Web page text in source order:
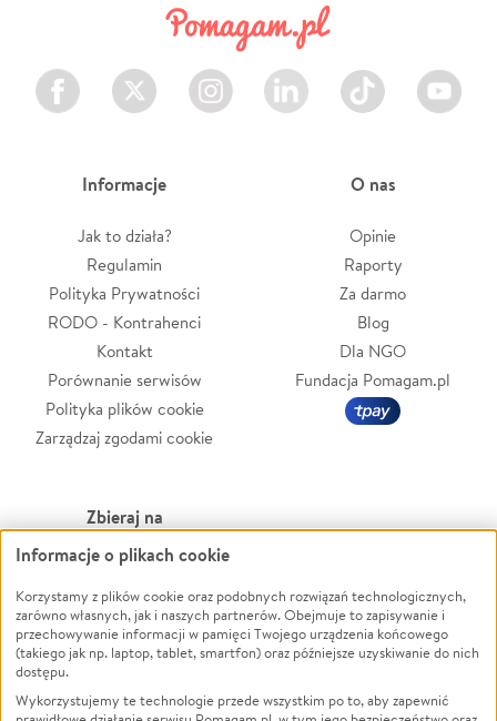
Facebook Twitter Instagram LinkedIn TikTok Youtube
Informacje
Jak to działa?
Regulamin
Polityka Prywatności
RODO - Kontrahenci
Kontakt
Porównanie serwisów
Polityka plików cookie
Zarządzaj zgodami cookie
O nas
Opinie
Raporty
Za darmo
Blog
Dla NGO
Fundacja Pomagam.pl
Zbieraj na
Leczenie
Zwierzęta
Pożar
Ukraina
Pomoc Finansowa
Powódź
Wichura
NGO
Edukacja
Informacje o plikach cookie
Korzystamy z plików cookie oraz podobnych rozwiązań technologicznych,
zarówno własnych, jak i naszych partnerów. Obejmuje to zapisywanie i
przechowywanie informacji w pamięci Twojego urządzenia końcowego
(takiego jak np. laptop, tablet, smartfon) oraz późniejsze uzyskiwanie do nich
dostępu.
Wykorzystujemy te technologie przede wszystkim po to, aby zapewnić